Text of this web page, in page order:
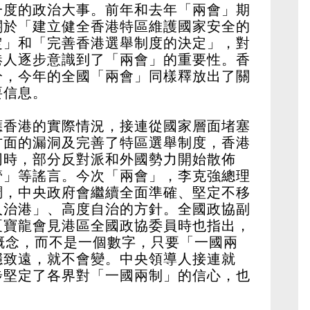
的政治大事。前年和去年「兩會」期
「建立健全香港特區維護國家安全的
和「完善香港選舉制度的決定」，對
逐步意識到了「兩會」的重要性。香
今年的全國「兩會」同樣釋放出了關
息。
港的實際情況，接連從國家層面堵塞
的漏洞及完善了特區選舉制度，香港
，部分反對派和外國勢力開始散佈
等謠言。今次「兩會」，李克強總理
中央政府會繼續全面準確、堅定不移
港」、高度自治的方針。全國政協副
龍會見港區全國政協委員時也指出，
，而不是一個數字，只要「一國兩
遠，就不會變。中央領導人接連就
定了各界對「一國兩制」的信心，也